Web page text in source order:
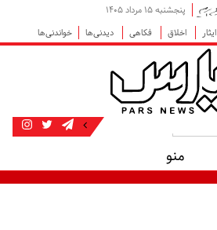
پنجشنبه ۱۵ مرداد ۱۴۰۵
ایثار اخلاق فکاهی دیدنی‌ها خواندنی‌ها
منو